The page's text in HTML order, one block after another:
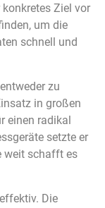
Ziel vor
um die
schnell und
zu
in großen
einen radikal
setzte er
weit schafft es
Die